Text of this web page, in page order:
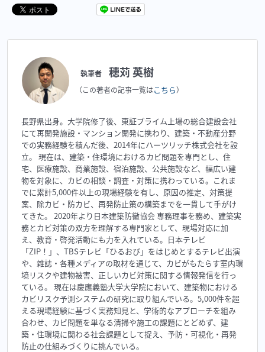
執筆者 穂苅 英樹
（この著者の記事一覧はこちら）
長野県出身。大学院修了後、東証プライム上場の総合建設会社
にて再開発施設・マンション開発に携わり、建築・不動産分野
での実務経験を積んだ後、2014年にハーツリッチ株式会社を設
立。 現在は、建築・住環境におけるカビ問題を専門とし、住
宅、医療施設、商業施設、宿泊施設、公共施設など、幅広い建
物を対象に、カビの相談・調査・対策に携わっている。これま
でに累計5,000件以上の現場経験を有し、原因の推定、対策提
案、除カビ・防カビ、再発防止策の構築までを一貫して手がけ
てきた。 2020年より日本建築防黴協会 専務理事を務め、建築実
務とカビ対策の双方を理解する専門家として、現場対応に加
え、教育・啓発活動にも力を入れている。日本テレビ
「ZIP！」、TBSテレビ「ひるおび」をはじめとするテレビ出演
や、雑誌・各種メディアの取材を通じて、カビがもたらす室内環
境リスクや建物被害、正しいカビ対策に関する情報発信を行っ
ている。 現在は慶應義塾大学大学院において、建築物における
カビリスク予測システムの研究に取り組んでいる。5,000件を超
える現場経験に基づく実務知見と、学術的なアプローチを組み
合わせ、カビ問題を単なる清掃や施工の課題にとどめず、建
築・住環境に関わる社会課題として捉え、予防・可視化・再発
防止の仕組みづくりに挑んでいる。